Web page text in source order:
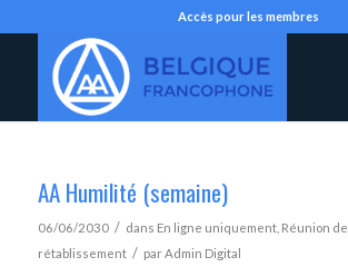
Accès pour les membres
AA Humilité (semaine)
06/06/2030 / dans En ligne uniquement, Réunion de
rétablissement / parAdmin Digital